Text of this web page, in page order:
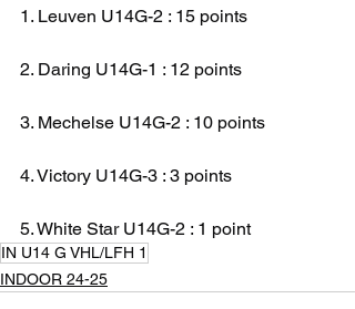
1. Leuven U14G-2 : 15 points
2. Daring U14G-1 : 12 points
3. Mechelse U14G-2 : 10 points
4. Victory U14G-3 : 3 points
5. White Star U14G-2 : 1 point
IN U14 G VHL/LFH 1
INDOOR 24-25